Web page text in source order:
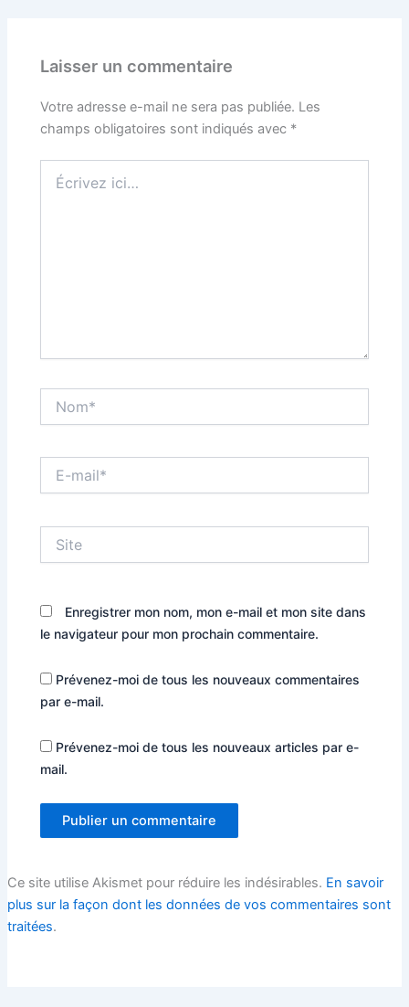
Laisser un commentaire
Votre adresse e-mail ne sera pas publiée. Les
champs obligatoires sont indiqués avec *
ici…
mail*
Enregistrer mon nom, mon e-mail et mon site dans
le navigateur pour mon prochain commentaire.
Prévenez-moi de tous les nouveaux commentaires
par e-mail.
Prévenez-moi de tous les nouveaux articles par e-
mail.
Ce site utilise Akismet pour réduire les indésirables. En savoir
plus sur la façon dont les données de vos commentaires sont
traitées.